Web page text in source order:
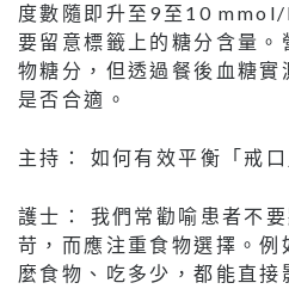
度數隨即升至9至10
要留意標籤上的糖分含量。
物糖分，但透過餐後血糖實
是否合適。
主持： 如何有效平衡「戒
護士： 我們常勸喻患者不
苛，而應注重食物選擇。例
麼食物、吃多少，都能直接